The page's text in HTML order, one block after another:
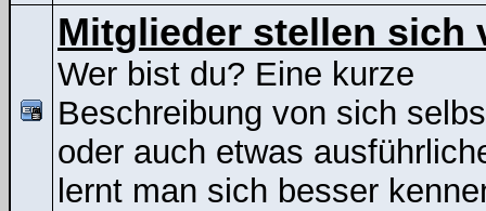
Mitglieder stellen sich
Wer bist du? Eine kurze
Beschreibung von sich
oder auch etwas
lernt man sich besser